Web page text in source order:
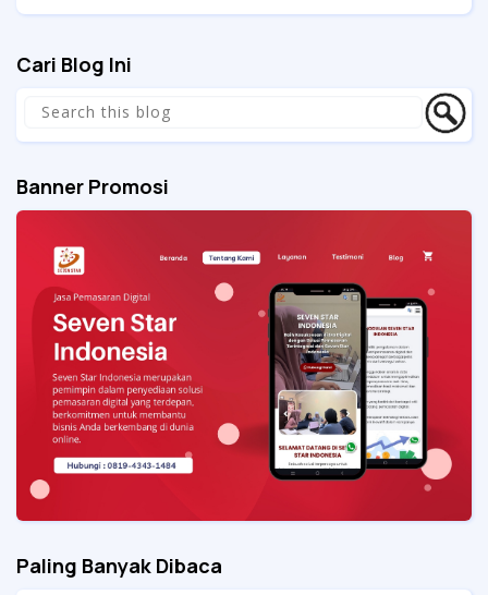
Cari Blog Ini
Banner Promosi
Paling Banyak Dibaca